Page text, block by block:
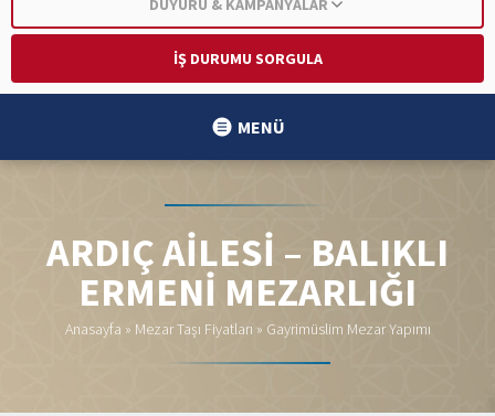
DUYURU & KAMPANYALAR
İŞ DURUMU SORGULA
MENÜ
ARDIÇ AILESI – BALIKLI
ERMENI MEZARLIĞI
Anasayfa » Mezar Taşı Fiyatları » Gayrimüslim Mezar Yapımı